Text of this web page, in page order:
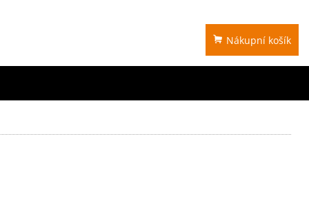
Nákupní košík